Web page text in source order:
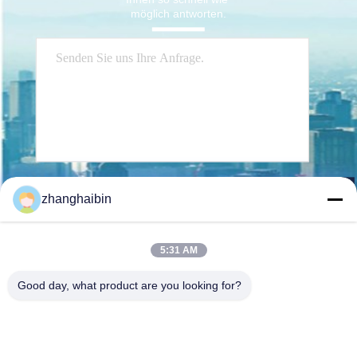
möglich antworten.
Senden Sie
zhanghaibin
5:31 AM
Good day, what product are you looking for?